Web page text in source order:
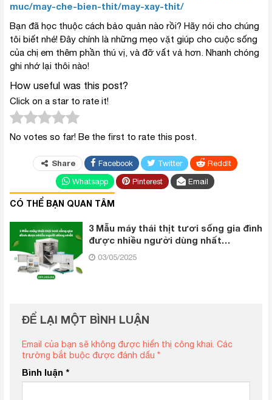
muc/may-che-bien-thit/may-xay-thit/
Bạn đã học thuộc cách bảo quản nào rồi? Hãy nói cho chúng
tôi biết nhé! Đây chính là những mẹo vặt giúp cho cuộc sống
của chị em thêm phần thú vị, và đỡ vất vả hơn. Nhanh chóng
ghi nhớ lại thôi nào!
How useful was this post?
Click on a star to rate it!
No votes so far! Be the first to rate this post.
Share Facebook Twitter
ReddIt
Whatsapp
Pinterest Email
CÓ THỂ BẠN QUAN TÂM
3 Mẫu máy thái thịt tươi sống gia đình
được nhiều người dùng nhất
T08/2026
03/05/2025
ĐỂ LẠI MỘT BÌNH LUẬN
Email của bạn sẽ không được hiển thị công khai. Các
trường bắt buộc được đánh dấu *
Bình luận *